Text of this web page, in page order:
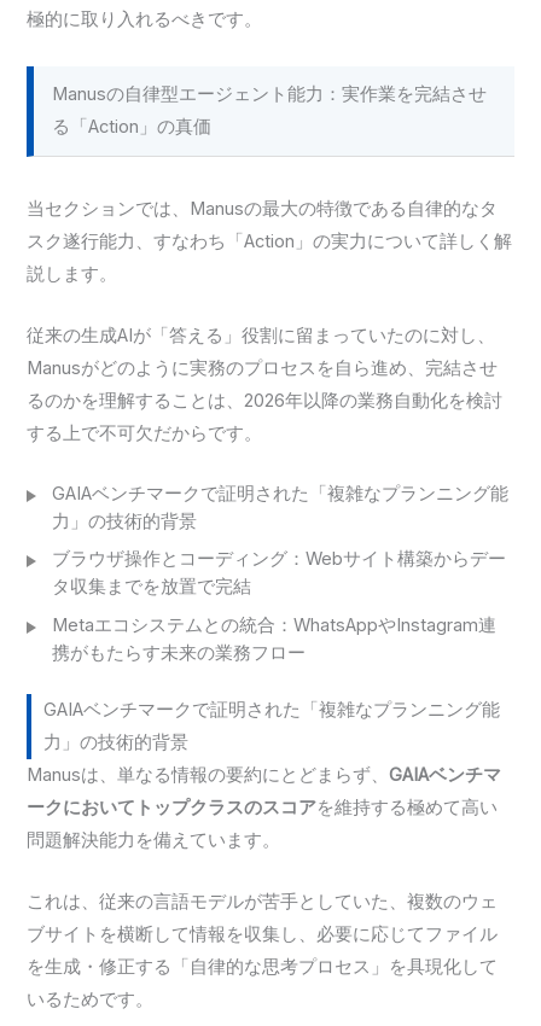
極的に取り入れるべきです。
Manusの自律型エージェント能力：実作業を完結させ
る「Action」の真価
当セクションでは、Manusの最大の特徴である自律的なタ
スク遂行能力、すなわち「Action」の実力について詳しく解
説します。
従来の生成AIが「答える」役割に留まっていたのに対し、
Manusがどのように実務のプロセスを自ら進め、完結させ
るのかを理解することは、2026年以降の業務自動化を検討
する上で不可欠だからです。
GAIAベンチマークで証明された「複雑なプランニング能
力」の技術的背景
ブラウザ操作とコーディング：Webサイト構築からデー
タ収集までを放置で完結
Metaエコシステムとの統合：WhatsAppやInstagram連
携がもたらす未来の業務フロー
GAIAベンチマークで証明された「複雑なプランニング能
力」の技術的背景
Manusは、単なる情報の要約にとどまらず、GAIAベンチマ
ークにおいてトップクラスのスコアを維持する極めて高い
問題解決能力を備えています。
これは、従来の言語モデルが苦手としていた、複数のウェ
ブサイトを横断して情報を収集し、必要に応じてファイル
を生成・修正する「自律的な思考プロセス」を具現化して
いるためです。